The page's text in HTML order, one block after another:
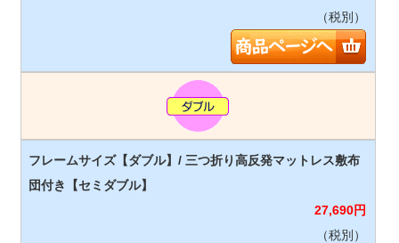
（税別）
27,690円
（税別）